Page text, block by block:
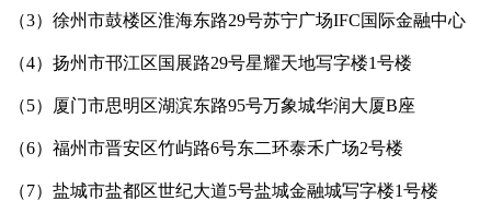
（3）徐州市鼓楼区淮海东路29号苏宁广场IFC国际金融中心
（4）扬州市邗江区国展路29号星耀天地写字楼1号楼
（5）厦门市思明区湖滨东路95号万象城华润大厦B座
（6）福州市晋安区竹屿路6号东二环泰禾广场2号楼
（7）盐城市盐都区世纪大道5号盐城金融城写字楼1号楼